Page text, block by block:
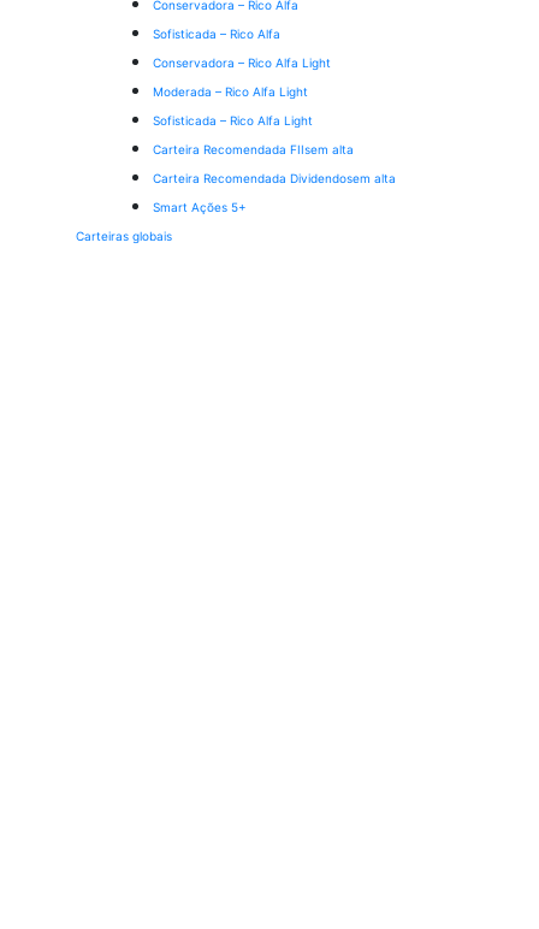
Conservadora – Rico Alfa
Sofisticada – Rico Alfa
Conservadora – Rico Alfa Light
Moderada – Rico Alfa Light
Sofisticada – Rico Alfa Light
Carteira Recomendada FIIsem alta
Carteira Recomendada Dividendosem alta
Smart Ações 5+
Carteiras globais